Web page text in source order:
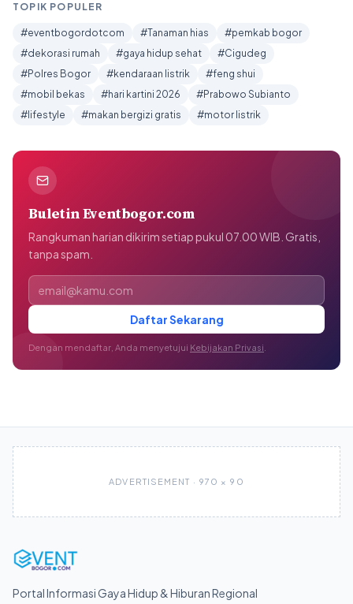
TOPIK POPULER
#eventbogordotcom #Tanaman hias
#pemkab bogor
#dekorasi rumah
#gaya hidup sehat
#Cigudeg
#Polres Bogor
#kendaraan listrik
#feng shui
#mobil bekas
#hari kartini 2026
#Prabowo Subianto
#lifestyle
#makan bergizi gratis #motor listrik
Buletin Eventbogor.com
Rangkuman harian dikirim setiap pukul 07.00 WIB. Gratis,
tanpa spam.
Alamat email
Daftar Sekarang
Dengan mendaftar, Anda menyetujui Kebijakan Privasi
ADVERTISEMENT · 970 × 90
Portal Informasi Gaya Hidup & Hiburan Regional